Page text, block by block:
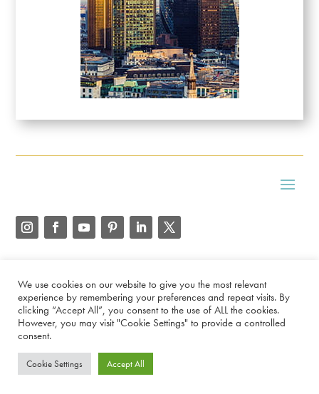
We use cookies on our website to give you the most relevant
experience by remembering your preferences and repeat visits. By
clicking “Accept All”, you consent to the use of ALL the cookies.
However, you may visit "Cookie Settings" to provide a controlled
consent.
Cookie Settings Accept All
English Español Français